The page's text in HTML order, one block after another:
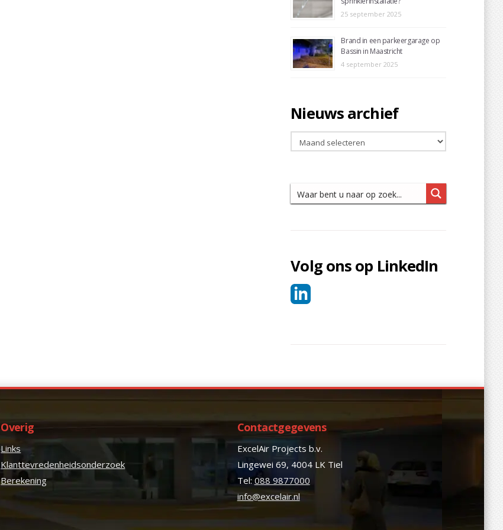
25 september 2025
Brand in een parkeergarage op
Bassin in Maastricht
4 september 2025
Nieuws archief
Nieuws
archief
Volg ons op LinkedIn
Overig
Links
Klanttevredenheidsonderzoek
Berekening
Contactgegevens
ExcelAir Projects b.v.
Lingewei 69, 4004 LK Tiel
Tel:088 9877000
info@excelair.nl